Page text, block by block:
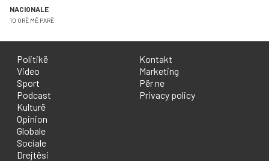
NACIONALE
10 ORË MË PARË
Politikë
Video
Sport
Podcast
Kulturë
Opinion
Globale
Sociale
Drejtësi
Kontakt
Marketing
Për ne
Privacy policy